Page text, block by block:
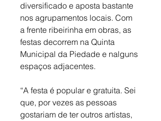
diversificado e aposta bastante
nos agrupamentos locais. Com
a frente ribeirinha em obras, as
festas decorrem na Quinta
Municipal da Piedade e nalguns
espaços adjacentes.
“A festa é popular e gratuita. Sei
que, por vezes as pessoas
gostariam de ter outros artistas,